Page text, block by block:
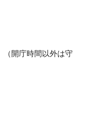
（開庁時間以外は守